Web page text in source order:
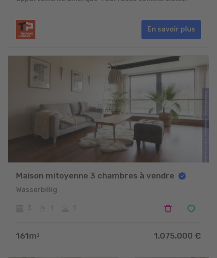
En savoir plus
Maison mitoyenne 3 chambres à vendre
Wasserbillig
161m 2 1.075.000 €